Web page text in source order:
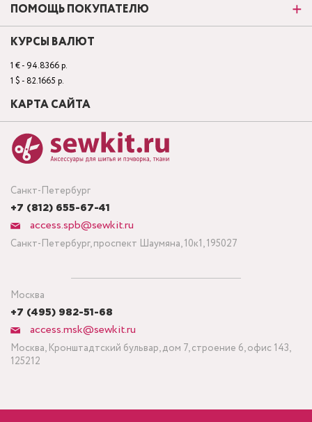
Санкт-Петербург
+7 (812) 655-67-41
access.spb@sewkit.ru
Санкт-Петербург, проспект Шаумяна, 10к1, 195027
Москва
+7 (495) 982-51-68
access.msk@sewkit.ru
Москва, Кронштадтский бульвар, дом 7, строение 6, офис 143,
125212
ПОМОЩЬ ПОКУПАТЕЛЮ
КУРСЫ ВАЛЮТ
1 € - 94.8366 р.
1 $ - 82.1665 р.
КАРТА САЙТА